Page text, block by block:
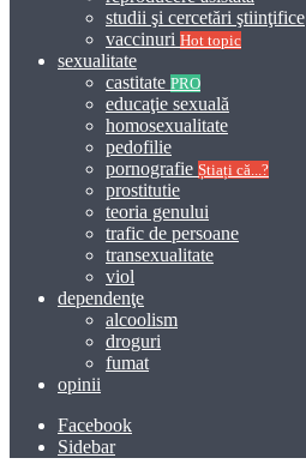
studii şi cercetări ştiinţifice
vaccinuri Hot topic
sexualitate
castitate PRO
educaţie sexuală
homosexualitate
pedofilie
pornografie Știați că...?
prostitutie
teoria genului
trafic de persoane
transexualitate
viol
dependenţe
alcoolism
droguri
fumat
opinii
Facebook
Sidebar